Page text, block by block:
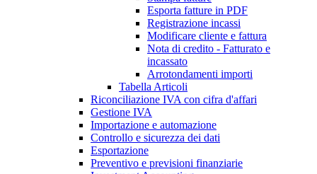
Esporta fatture in PDF
Registrazione incassi
Modificare cliente e fattura
Nota di credito - Fatturato e
incassato
Arrotondamenti importi
Tabella Articoli
Riconciliazione IVA con cifra d'affari
Gestione IVA
Importazione e automazione
Controllo e sicurezza dei dati
Esportazione
Preventivo e previsioni finanziarie